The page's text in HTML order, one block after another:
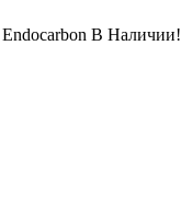
В Наличии!